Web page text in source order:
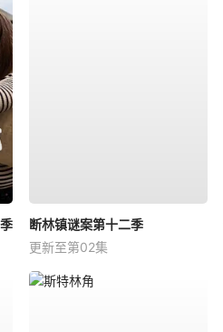
断林镇谜案第十二季
更新至第02集